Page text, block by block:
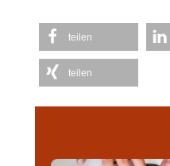
teilen
teilen